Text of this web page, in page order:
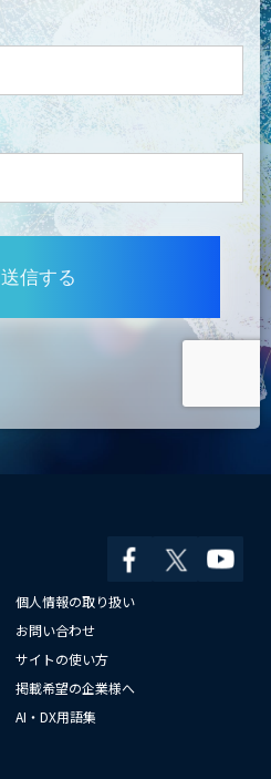
送信する
個人情報の取り扱い
お問い合わせ
サイトの使い方
掲載希望の企業様へ
AI・DX用語集